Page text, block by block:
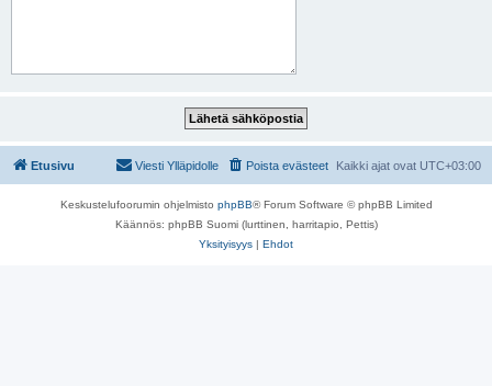
Etusivu Kaikki ajat ovat UTC+03:00
Poista evästeet
Viesti Ylläpidolle
Keskustelufoorumin ohjelmisto phpBB® Forum Software © phpBB Limited
Käännös: phpBB Suomi (lurttinen, harritapio, Pettis)
Yksityisyys | Ehdot